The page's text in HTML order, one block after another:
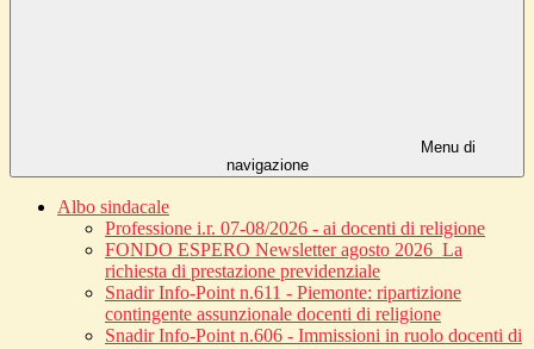
Menu di
navigazione
Albo sindacale
Professione i.r. 07-08/2026 - ai docenti di religione
FONDO ESPERO Newsletter agosto 2026_La
richiesta di prestazione previdenziale
Snadir Info-Point n.611 - Piemonte: ripartizione
contingente assunzionale docenti di religione
Snadir Info-Point n.606 - Immissioni in ruolo docenti di